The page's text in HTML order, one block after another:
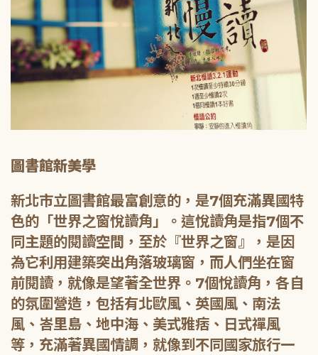
圖書館新美學
新北市立圖書館最富創意的，是7個充滿異國特
色的「世界之窗悅讀角」。這悅讀角是指7個不
同主題的閱讀空間，至於『世界之窗』，是因
為它利用建築突出角落玻璃窗，而人們坐在窗
前閱讀，就像是望著全世界。7個悅讀角，各自
的氛圍營造，包括有北歐風、英國風、南法
風、峇里島、地中海、美式雅痞、日式禪風
等，充滿著異國情調，就像到不同國家旅行一